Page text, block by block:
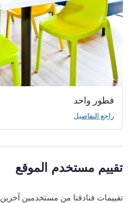
فطور واحد
راجع التفاصيل
تقييم مستخدم الموقع
تقييمات فنادقنا من مستخدمين آخرين